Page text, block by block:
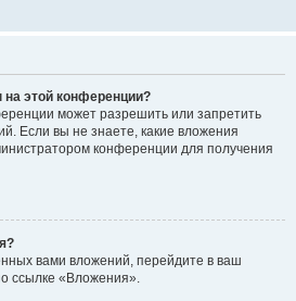
этой конференции?
может разрешить или запретить
Если вы не знаете, какие вложения
конференции для получения
вами вложений, перейдите в ваш
ссылке «Вложения».